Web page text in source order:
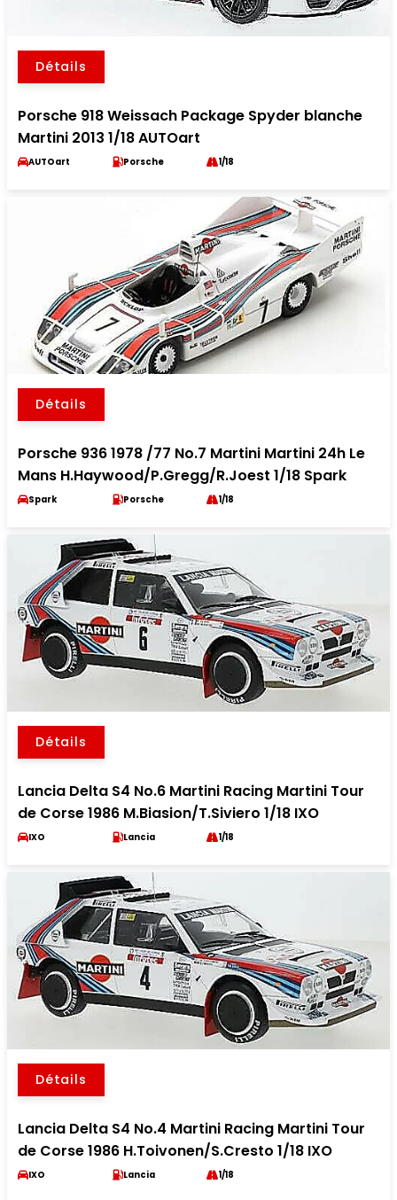
Détails
Porsche 918 Weissach Package Spyder blanche
Martini 2013 1/18 AUTOart
AUTOart Porsche 1/18
Détails
Porsche 936 1978 /77 No.7 Martini Martini 24h Le
Mans H.Haywood/P.Gregg/R.Joest 1/18 Spark
Spark Porsche 1/18
Détails
Lancia Delta S4 No.6 Martini Racing Martini Tour
de Corse 1986 M.Biasion/T.Siviero 1/18 IXO
IXO Lancia 1/18
Détails
Lancia Delta S4 No.4 Martini Racing Martini Tour
de Corse 1986 H.Toivonen/S.Cresto 1/18 IXO
IXO Lancia 1/18